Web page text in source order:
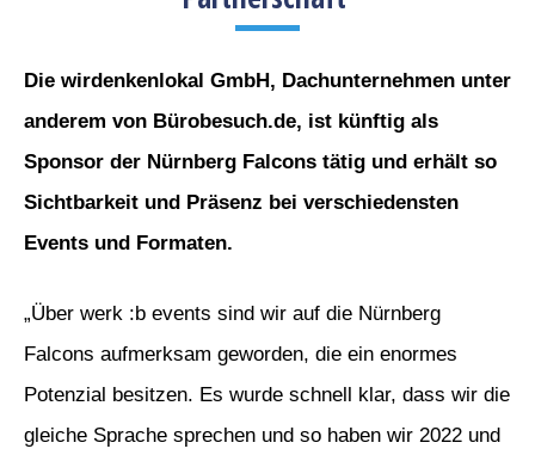
Die wirdenkenlokal GmbH, Dachunternehmen unter
anderem von Bürobesuch.de, ist künftig als
Sponsor der Nürnberg Falcons tätig und erhält so
Sichtbarkeit und Präsenz bei verschiedensten
Events und Formaten.
„Über werk :b events sind wir auf die Nürnberg
Falcons aufmerksam geworden, die ein enormes
Potenzial besitzen. Es wurde schnell klar, dass wir die
gleiche Sprache sprechen und so haben wir 2022 und